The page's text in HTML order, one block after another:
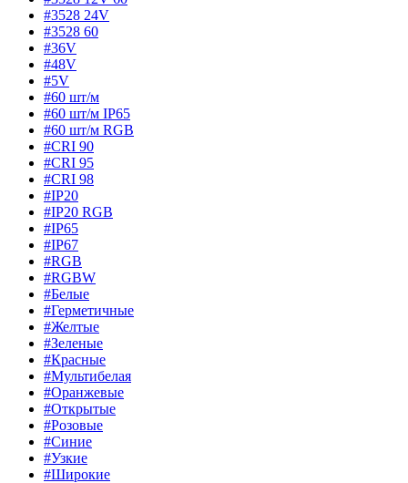
#3528 24V
#3528 60
#36V
#48V
#5V
#60 шт/м
#60 шт/м IP65
#60 шт/м RGB
#CRI 90
#CRI 95
#CRI 98
#IP20
#IP20 RGB
#IP65
#IP67
#RGB
#RGBW
#Белые
#Герметичные
#Желтые
#Зеленые
#Красные
#Мультибелая
#Оранжевые
#Открытые
#Розовые
#Синие
#Узкие
#Широкие